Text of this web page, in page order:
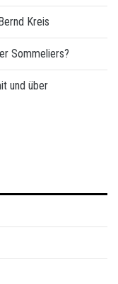
Kreis
Sommeliers?
und über